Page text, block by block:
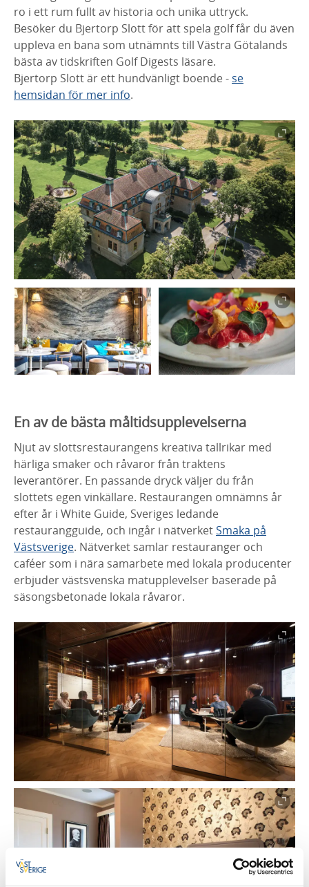
ro i ett rum fullt av historia och unika uttryck.
Besöker du Bjertorp Slott för att spela golf får du även
uppleva en bana som utnämnts till Västra Götalands
bästa av tidskriften Golf Digests läsare.
Bjertorp Slott är ett hundvänligt boende - se
hemsidan för mer info.
En av de bästa måltidsupplevelserna
Njut av slottsrestaurangens kreativa tallrikar med
härliga smaker och råvaror från traktens
leverantörer. En passande dryck väljer du från
slottets egen vinkällare. Restaurangen omnämns år
efter år i White Guide, Sveriges ledande
restaurangguide, och ingår i nätverketSmaka på
Västsverige. Nätverket samlar restauranger och
caféer som i nära samarbete med lokala producenter
erbjuder västsvenska matupplevelser baserade på
säsongsbetonade lokala råvaror.